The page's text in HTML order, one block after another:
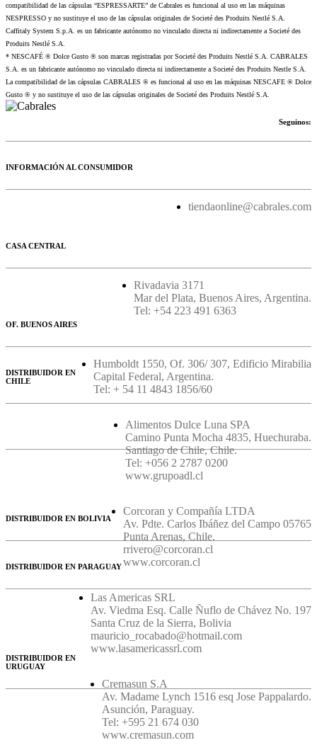
compatibilidad de las cápsulas “ESPRESSARTE” de Cabrales es funcional al uso en las máquinas
NESPRESSO y no sustituye el uso de las cápsulas originales de Societé des Produits Nestlé S.A.
Caffitaly System S.p.A. es un fabricante autónomo no vinculado directa ni indirectamente a Societé des
Produits Nestlé S.A.
* NESCAFÉ ® Dolce Gusto ® son marcas registradas por Societé des Produits Nestlé S.A. CABRALES
S.A. es un fabricante autónomo no vinculado directa ni indirectamente a Societé des Produits Nestle S.A.
La compatibilidad de las cápsulas CABRALES ® es funcional al uso en las máquinas NESCAFE ® Dolce
Gusto ® y no sustituye el uso de las cápsulas originales de Societé des Produits Nestlé S.A.
Seguinos:
INFORMACIÓN AL CONSUMIDOR
tiendaonline@cabrales.com
CASA CENTRAL
Rivadavia 3171
Mar del Plata, Buenos Aires, Argentina.
Tel: +54 223 491 6363
OF. BUENOS AIRES
Humboldt 1550, Of. 306/ 307, Edificio Mirabilia
Capital Federal, Argentina.
Tel: + 54 11 4843 1856/60
DISTRIBUIDOR EN
CHILE
Alimentos Dulce Luna SPA
Camino Punta Mocha 4835, Huechuraba.
Santiago de Chile, Chile.
Tel: +056 2 2787 0200
www.grupoadl.cl
Corcoran y Compañía LTDA
Av. Pdte. Carlos Ibáñez del Campo 05765
Punta Arenas, Chile.
rrivero@corcoran.cl
www.corcoran.cl
DISTRIBUIDOR EN BOLIVIA
Las Americas SRL
Av. Viedma Esq. Calle Ñuflo de Chávez No. 197
Santa Cruz de la Sierra, Bolivia
mauricio_rocabado@hotmail.com
www.lasamericassrl.com
DISTRIBUIDOR EN PARAGUAY
Cremasun S.A
Av. Madame Lynch 1516 esq Jose Pappalardo.
Asunción, Paraguay.
Tel: +595 21 674 030
www.cremasun.com
DISTRIBUIDOR EN
URUGUAY